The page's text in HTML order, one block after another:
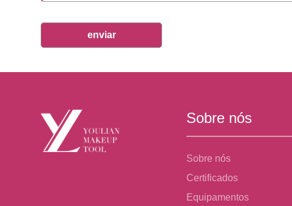
enviar
Sobre nós
Sobre nós
Certificados
Equipamentos